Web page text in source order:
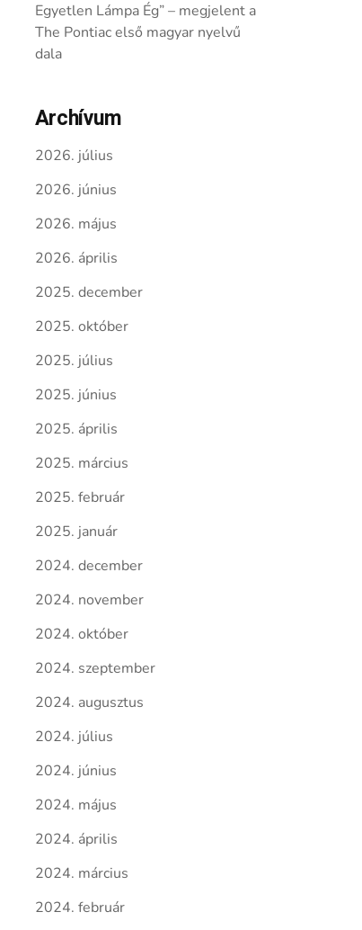
Egyetlen Lámpa Ég” – megjelent a
The Pontiac első magyar nyelvű
dala
Archívum
2026. július
2026. június
2026. május
2026. április
2025. december
2025. október
2025. július
2025. június
2025. április
2025. március
2025. február
2025. január
2024. december
2024. november
2024. október
2024. szeptember
2024. augusztus
2024. július
2024. június
2024. május
2024. április
2024. március
2024. február